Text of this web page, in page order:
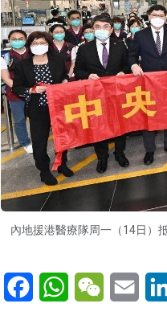
內地援港醫療隊周一（14日）
FacebookWhatsAppWeChatEmail